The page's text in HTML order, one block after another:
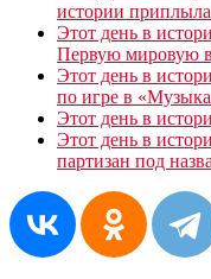
истории
Этот день в
Первую мировую
Этот день в
по игре в
Этот день в
Этот день в
партизан под